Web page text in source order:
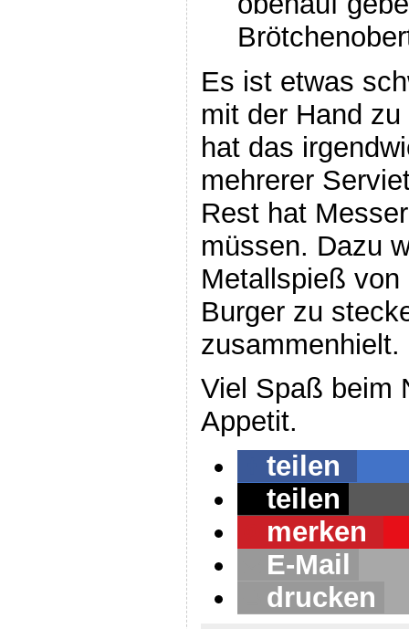
Es ist etwas
mit der Hand
hat das
mehrerer
Rest hat
müssen. Dazu
Metallspieß
Burger zu
zusammenhielt.
Viel Spaß beim
Appetit.
teilen
teilen
merken
E-Mail
drucken